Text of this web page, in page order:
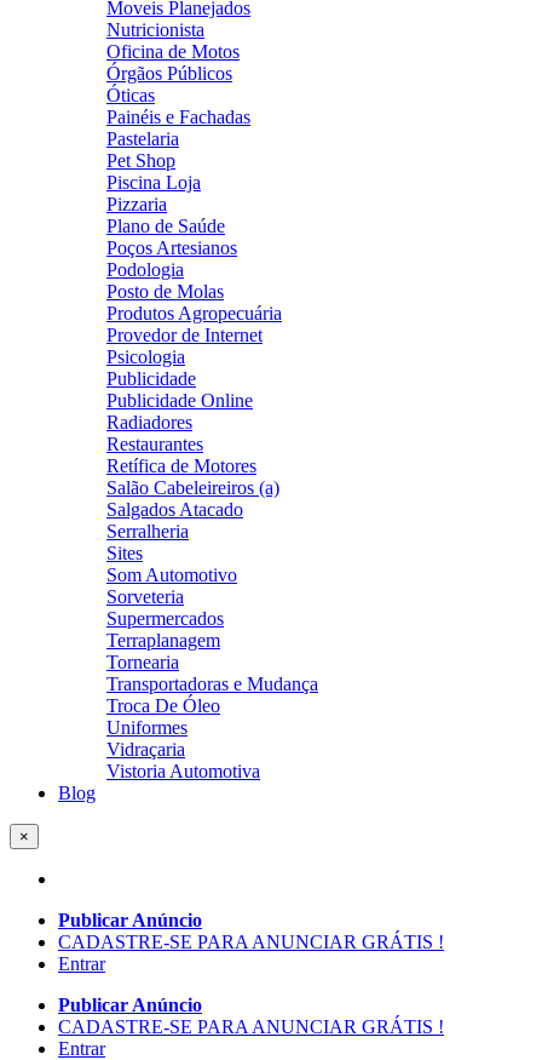
Moveis Planejados
Nutricionista
Oficina de Motos
Órgãos Públicos
Óticas
Painéis e Fachadas
Pastelaria
Pet Shop
Piscina Loja
Pizzaria
Plano de Saúde
Poços Artesianos
Podologia
Posto de Molas
Produtos Agropecuária
Provedor de Internet
Psicologia
Publicidade
Publicidade Online
Radiadores
Restaurantes
Retífica de Motores
Salão Cabeleireiros (a)
Salgados Atacado
Serralheria
Sites
Som Automotivo
Sorveteria
Supermercados
Terraplanagem
Tornearia
Transportadoras e Mudança
Troca De Óleo
Uniformes
Vidraçaria
Vistoria Automotiva
Blog
×
Publicar Anúncio
CADASTRE-SE PARA ANUNCIAR GRÁTIS !
Entrar
Publicar Anúncio
CADASTRE-SE PARA ANUNCIAR GRÁTIS !
Entrar